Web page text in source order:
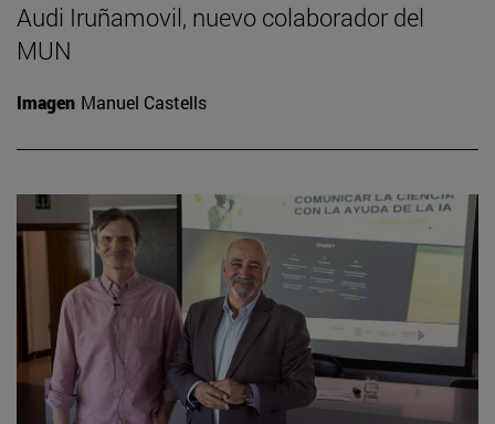
Audi Iruñamovil, nuevo colaborador del
MUN
Imagen Manuel Castells